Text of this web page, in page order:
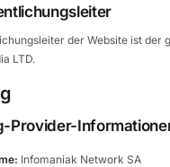
der Website ist der
LTD.
Provider-
Infomaniak Network SA